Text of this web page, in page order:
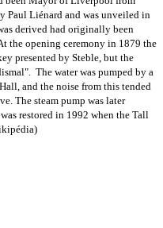
Paul Liénard and was unveiled in
derived had originally been
the opening ceremony in 1879 the
presented by Steble, but the
The water was pumped by a
and the noise from this tended
The steam pump was later
restored in 1992 when the Tall